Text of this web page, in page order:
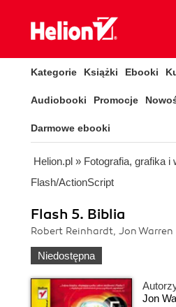
Kategorie Książki Ebooki
Audiobooki Promocje
Darmowe ebooki
Helion.pl » Fotografia, grafika i
Flash/ActionScript
Flash 5. Biblia
Robert Reinhardt, Jon Warren
Niedostępna
Jon